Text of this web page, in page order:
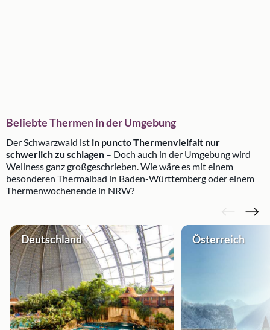
Beliebte Thermen in der Umgebung
Der Schwarzwald ist in puncto Thermenvielfalt nur
schwerlich zu schlagen – Doch auch in der Umgebung wird
Wellness ganz großgeschrieben. Wie wäre es mit einem
besonderen Thermalbad in Baden-Württemberg oder einem
Thermenwochenende in NRW?
Deutschland Österreich